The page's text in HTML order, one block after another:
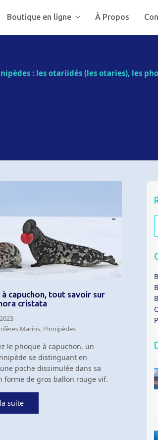
Boutique en ligne À Propos
: les otariidés (les otaries), les
à capuchon, tout savoir sur
cristata
Marins, Pinnipèdes
le phoque à capuchon, un
se distinguant en
poche dissimulée dans sa
forme de gros ballon rouge vif.
suite